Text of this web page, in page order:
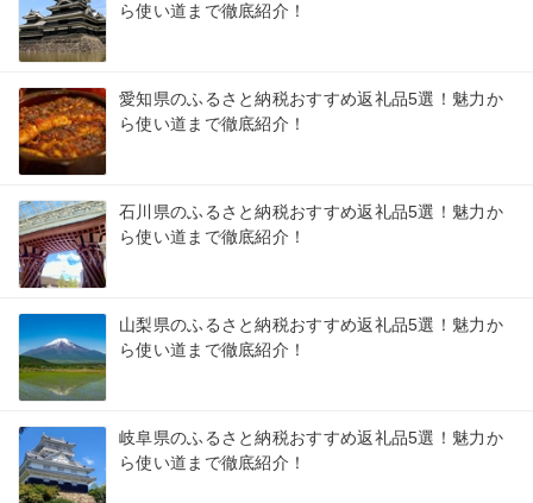
ら使い道まで徹底紹介！
愛知県のふるさと納税おすすめ返礼品5選！魅力か
ら使い道まで徹底紹介！
石川県のふるさと納税おすすめ返礼品5選！魅力か
ら使い道まで徹底紹介！
山梨県のふるさと納税おすすめ返礼品5選！魅力か
ら使い道まで徹底紹介！
岐阜県のふるさと納税おすすめ返礼品5選！魅力か
ら使い道まで徹底紹介！